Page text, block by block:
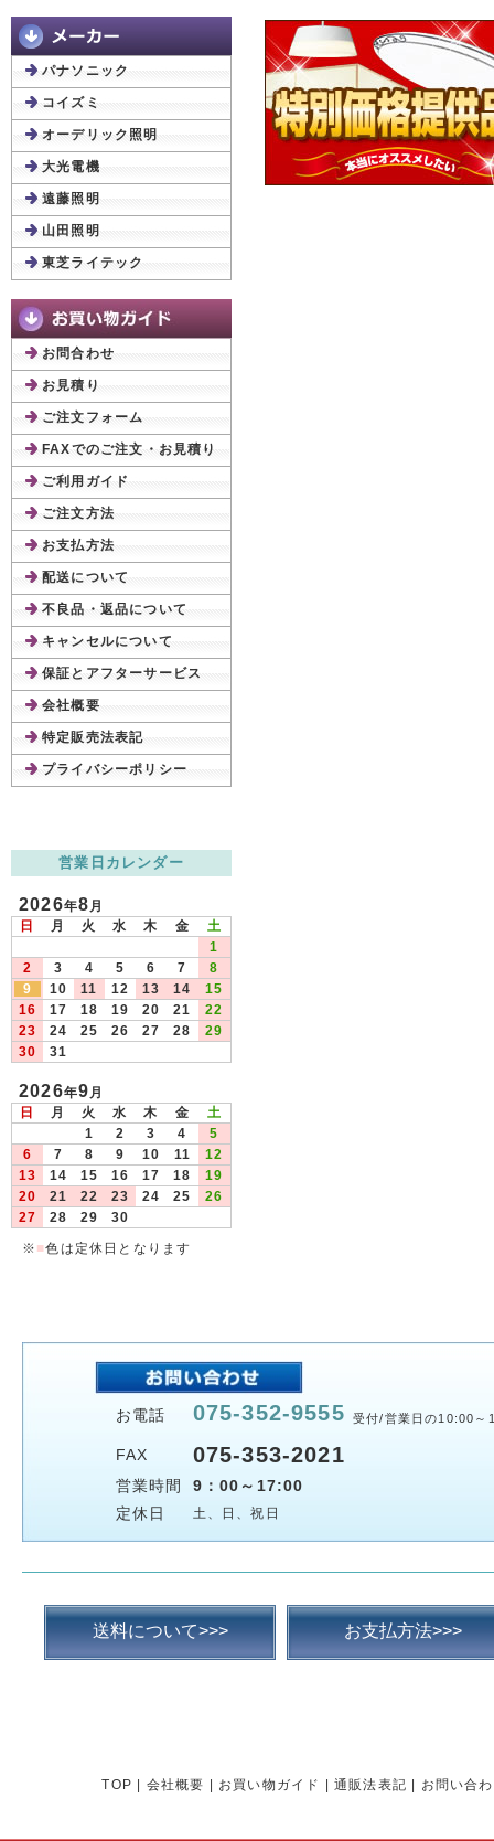
パナソニック
コイズミ
オーデリック照明
大光電機
遠藤照明
山田照明
東芝ライテック
お問合わせ
お見積り
ご注文フォーム
FAXでのご注文・お見積り
ご利用ガイド
ご注文方法
お支払方法
配送について
不良品・返品について
キャンセルについて
保証とアフターサービス
会社概要
特定販売法表記
プライバシーポリシー
営業日カレンダー
2026年8月
日
月 火 水 木 金
土
1
2
3 4 5 6 7
8
9
10 11 12 13 14
15
16
17 18 19 20 21
22
23
24 25 26 27 28
29
30
31
2026年9月
日
月 火 水 木 金
土
1
2 3 4
5
6
7 8 9 10 11
12
13
14 15 16 17 18
19
20
21 22 23 24 25
26
27
28 29
30
※ ■色は定休日となります
お電話 075-352-9555 受付/営業日の10:00～
FAX 075-353-2021
営業時間
9：00～17:00
定休日
土、日、祝日
送料について>>> お支払方法>>>
TOP 会社概要 お買い物ガイド 通販法表記 お問い合